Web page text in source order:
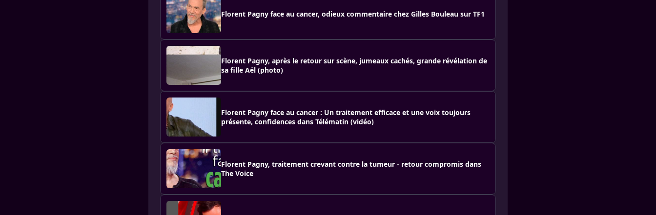
Florent Pagny face au cancer, odieux commentaire chez Gilles Bouleau sur TF1
Florent Pagny, après le retour sur scène, jumeaux cachés, grande révélation de
sa fille Aël (photo)
Florent Pagny face au cancer : Un traitement efficace et une voix toujours
présente, confidences dans Télématin (vidéo)
Florent Pagny, traitement crevant contre la tumeur - retour compromis dans
The Voice